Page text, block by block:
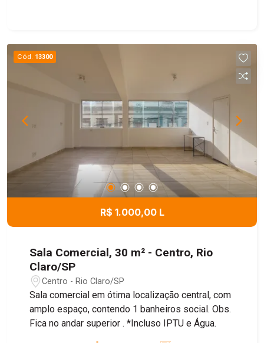
serviço (lavanderia). - Pavimento Inferior Sala;
Cozinha; 2 dormitórios; Banheiro; Área de serviço
(lavanderia); Sauna seca (inacabada). - Área
Externa Espaço gourmet com blindex.
Churrasqueira Quarto de apoio; Banheiro; Banheiro
social Ofurô Garagem coberta para 2 veículos
com portão eletrônico Entrada lateral ampla,
espaço descoberto para estacionamento de
diversos veículos; Quintal totalmente gramado;
Pomar formado. Documentação em ordem, apta
para financiamento.
Cód. 13300
R$ 1.000,00 L
Sala Comercial, 30 m² - Centro, Rio
Claro/SP
Centro - Rio Claro/SP
Sala comercial em ótima localização central, com
amplo espaço, contendo 1 banheiros social. Obs.
Fica no andar superior . *Incluso IPTU e Água.